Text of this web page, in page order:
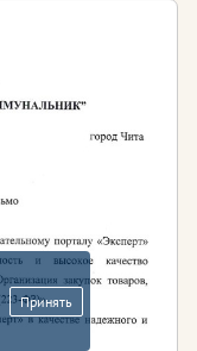
Принять